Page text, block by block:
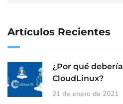
Artículos Recientes
¿Por qué
CloudLinux?
21 de enero de 2021